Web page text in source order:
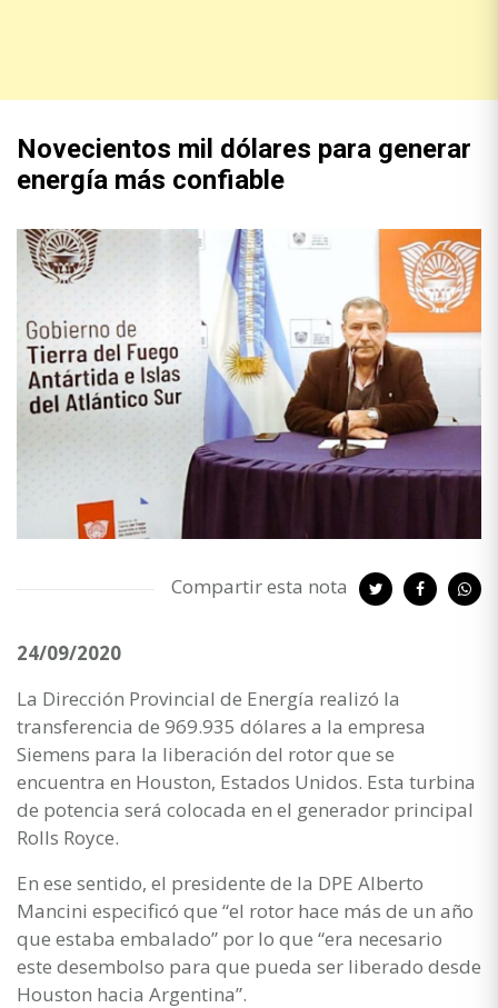
Novecientos mil dólares para generar
energía más confiable
Compartir esta nota
24/09/2020
La Dirección Provincial de Energía realizó la
transferencia de 969.935 dólares a la empresa
Siemens para la liberación del rotor que se
encuentra en Houston, Estados Unidos. Esta turbina
de potencia será colocada en el generador principal
Rolls Royce.
En ese sentido, el presidente de la DPE Alberto
Mancini especificó que “el rotor hace más de un año
que estaba embalado” por lo que “era necesario
este desembolso para que pueda ser liberado desde
Houston hacia Argentina”.